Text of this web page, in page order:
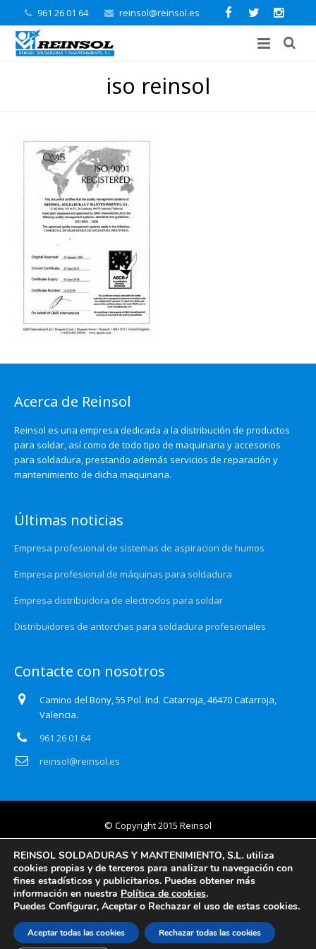
961 26 01 64 reinsol@reinsol.es
iso reinsol
Acerca de Reinsol
Reinsol es una empresa dedicada a la distribución de productos
para soldar, así como de todo tipo de maquinaria y accesorios
para soldadura, prestando además servicios de reparación y
mantenimiento de dicha maquinaria.
Últimas noticias
Empresa profesional de sistemas de aspiracion de humos
Empresa profesional de máquinas para soldadura
Empresa distribuidora de electrodos para soldar
Distribuidores de antorchas para soldadura profesionales
Contacte con nosotros
Camino del Bony, 55 Pol. Ind. Catarroja, 46470 Catarroja,
Valencia.
961 26 01 64
reinsol@reinsol.es
© Copyright 2015 Reinsol
Aviso legal
Política de privacidad
Certificado Auditoría Web
Información básica y detallada en protección de datos
REINSOL SOLDADURAS Y MANTENIMIENTO, S.L. utiliza
cookies propias y de terceros para analizar tu navegación con
fines estadísticos y publicitarios. Puedes obtener más
información en nuestra Política de cookies.
Puedes Configurar, Aceptar o Rechazar el uso de estas cookies.
Aceptar todas las cookies Rechazar todas las cookies